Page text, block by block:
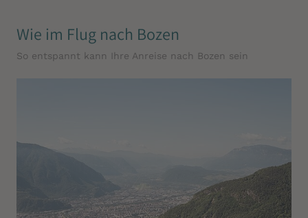
Wie im Flug nach Bozen
So entspannt kann Ihre Anreise nach Bozen sein